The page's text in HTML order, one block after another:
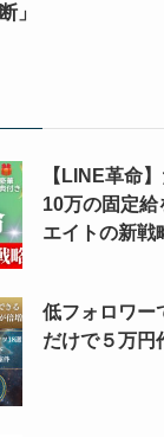
」
【LINE革命
10万の固定
エイトの新戦
低フォロワー
だけで５万円